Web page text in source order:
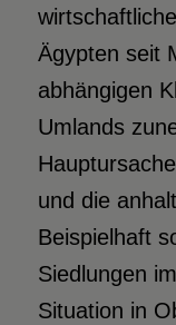
Ägypten seit
abhängigen
Umlands
und die
Beispielhaft
Siedlungen
Situation in